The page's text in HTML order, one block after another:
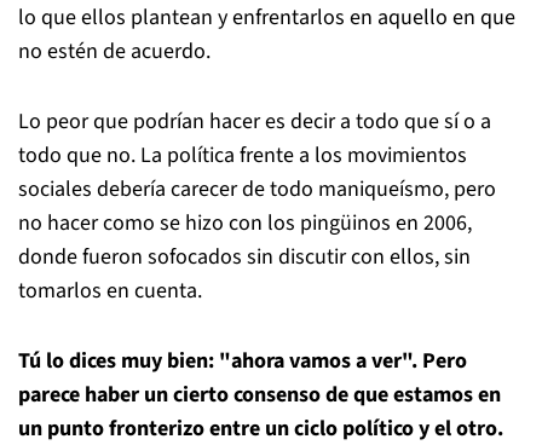
lo que ellos plantean y enfrentarlos en aquello en que
no estén de acuerdo.
Lo peor que podrían hacer es decir a todo que sí o a
todo que no. La política frente a los movimientos
sociales debería carecer de todo maniqueísmo, pero
no hacer como se hizo con los pingüinos en 2006,
donde fueron sofocados sin discutir con ellos, sin
tomarlos en cuenta.
Tú lo dices muy bien: "ahora vamos a ver". Pero
parece haber un cierto consenso de que estamos en
un punto fronterizo entre un ciclo político y el otro.